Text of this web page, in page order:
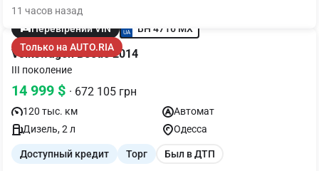
11 часов назад
Перевірений VIN
BH 4716 MX
Только на AUTO.RIA
Volkswagen Beetle 2014
III поколение
14 999 $ · 672 105 грн
120 тыс. км
Автомат
Дизель, 2 л
Одесса
Доступный кредит Торг
Был в ДТП